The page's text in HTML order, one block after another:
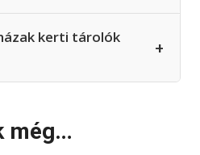
kerti tárolók
+
még…